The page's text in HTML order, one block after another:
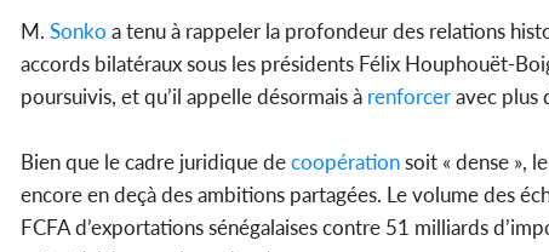
M. Sonko a tenu à rappeler la profondeur des relations
accords bilatéraux sous les présidents Félix Houphouët-
poursuivis, et qu’il appelle désormais à renforceravec plus
Bien que le cadre juridique decoopérationsoit « dense »,
encore en deçà des ambitions partagées. Le volume des
FCFA d’exportations sénégalaises contre 51 milliards